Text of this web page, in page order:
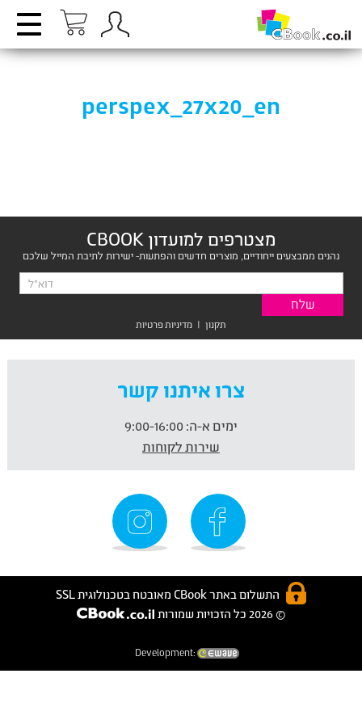
perspex_27x20_en
מצטרפים למועדון CBOOK
נהנים ממבצעים ייחודיים, מוצרים חדשים והפתעות- ישירות לתיבת המייל שלכם
תקנון | מדיניות פרטיות
צרו איתנו קשר
ימים א-ה:
שירות לקוחות
התשלום באתר CBook מאובטח בטכנולוגית SSL
© 2026 כל הזכויות שמורות
Development: